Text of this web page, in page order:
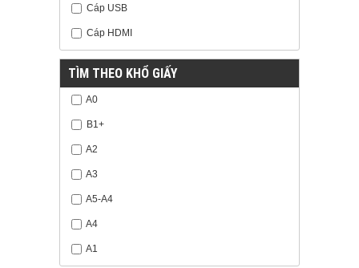
Cáp USB
Cáp HDMI
TÌM THEO KHỔ GIẤY
A0
B1+
A2
A3
A5-A4
A4
A1